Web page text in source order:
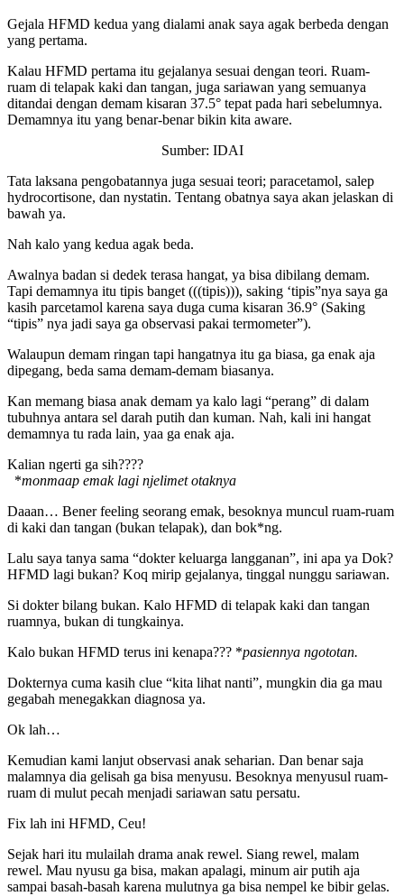
Gejala HFMD kedua yang dialami anak saya agak berbeda dengan
yang pertama.
Kalau HFMD pertama itu gejalanya sesuai dengan teori. Ruam-
ruam di telapak kaki dan tangan, juga sariawan yang semuanya
ditandai dengan demam kisaran 37.5° tepat pada hari sebelumnya.
Demamnya itu yang benar-benar bikin kita aware.
Sumber: IDAI
Tata laksana pengobatannya juga sesuai teori; paracetamol, salep
hydrocortisone, dan nystatin. Tentang obatnya saya akan jelaskan di
bawah ya.
Nah kalo yang kedua agak beda.
Awalnya badan si dedek terasa hangat, ya bisa dibilang demam.
Tapi demamnya itu tipis banget (((tipis))), saking ‘tipis”nya saya ga
kasih parcetamol karena saya duga cuma kisaran 36.9° (Saking
“tipis” nya jadi saya ga observasi pakai termometer”).
Walaupun demam ringan tapi hangatnya itu ga biasa, ga enak aja
dipegang, beda sama demam-demam biasanya.
Kan memang biasa anak demam ya kalo lagi “perang” di dalam
tubuhnya antara sel darah putih dan kuman. Nah, kali ini hangat
demamnya tu rada lain, yaa ga enak aja.
Kalian ngerti ga sih????
*monmaap emak lagi njelimet otaknya
Daaan… Bener feeling seorang emak, besoknya muncul ruam-ruam
di kaki dan tangan (bukan telapak), dan bok*ng.
Lalu saya tanya sama “dokter keluarga langganan”, ini apa ya Dok?
HFMD lagi bukan? Koq mirip gejalanya, tinggal nunggu sariawan.
Si dokter bilang bukan. Kalo HFMD di telapak kaki dan tangan
ruamnya, bukan di tungkainya.
Kalo bukan HFMD terus ini kenapa??? *pasiennya ngototan.
Dokternya cuma kasih clue “kita lihat nanti”, mungkin dia ga mau
gegabah menegakkan diagnosa ya.
Ok lah…
Kemudian kami lanjut observasi anak seharian. Dan benar saja
malamnya dia gelisah ga bisa menyusu. Besoknya menyusul ruam-
ruam di mulut pecah menjadi sariawan satu persatu.
Fix lah ini HFMD, Ceu!
Sejak hari itu mulailah drama anak rewel. Siang rewel, malam
rewel. Mau nyusu ga bisa, makan apalagi, minum air putih aja
sampai basah-basah karena mulutnya ga bisa nempel ke bibir gelas.